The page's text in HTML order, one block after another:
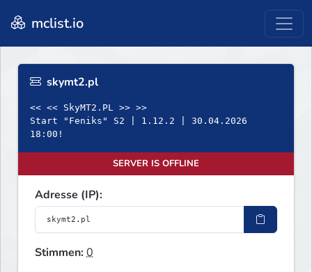
mclist.io
skymt2.pl
<< << SkyMT2.PL >> >>
Start "Feniks" S2 | 1.12.2 | 30.04.2026
18:00!
SERVER IS OFFLINE
Adresse (IP):
Stimmen:0